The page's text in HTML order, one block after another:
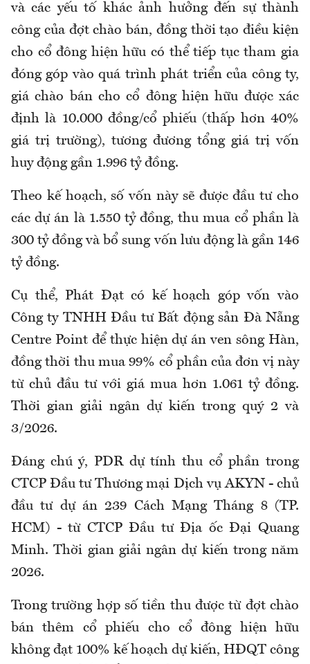
và các yếu tố khác ảnh hưởng đến sự thành
công của đợt chào bán, đồng thời tạo điều kiện
cho cổ đông hiện hữu có thể tiếp tục tham gia
đóng góp vào quá trình phát triển của công ty,
giá chào bán cho cổ đông hiện hữu được xác
định là 10.000 đồng/cổ phiếu (thấp hơn 40%
giá trị trường), tương đương tổng giá trị vốn
huy động gần 1.996 tỷ đồng.
Theo kế hoạch, số vốn này sẽ được đầu tư cho
các dự án là 1.550 tỷ đồng, thu mua cổ phần là
300 tỷ đồng và bổ sung vốn lưu động là gần 146
tỷ đồng.
Cụ thể, Phát Đạt có kế hoạch góp vốn vào
Công ty TNHH Đầu tư Bất động sản Đà Nẵng
Centre Point để thực hiện dự án ven sông Hàn,
đồng thời thu mua 99% cổ phần của đơn vị này
từ chủ đầu tư với giá mua hơn 1.061 tỷ đồng.
Thời gian giải ngân dự kiến trong quý 2 và
3/2026.
Đáng chú ý, PDR dự tính thu cổ phần trong
CTCP Đầu tư Thương mại Dịch vụ AKYN - chủ
đầu tư dự án 239 Cách Mạng Tháng 8 (TP.
HCM) - từ CTCP Đầu tư Địa ốc Đại Quang
Minh. Thời gian giải ngân dự kiến trong năm
2026.
Trong trường hợp số tiền thu được từ đợt chào
bán thêm cổ phiếu cho cổ đông hiện hữu
không đạt 100% kế hoạch dự kiến, HĐQT công